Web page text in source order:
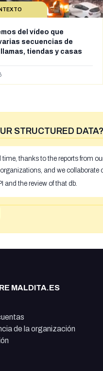
del vídeo que
secuencias de
tiendas y casas
en España tras la
STRUCTURED DATA?
thanks to the reports from
and we collaborate
the review of that db.
MALDITA.ES
de la organización